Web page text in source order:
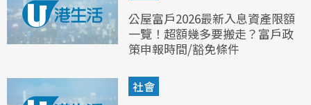
公屋富戶2026最新入息資產限額
一覽！超額幾多要搬走？富戶政
策申報時間/豁免條件
社會